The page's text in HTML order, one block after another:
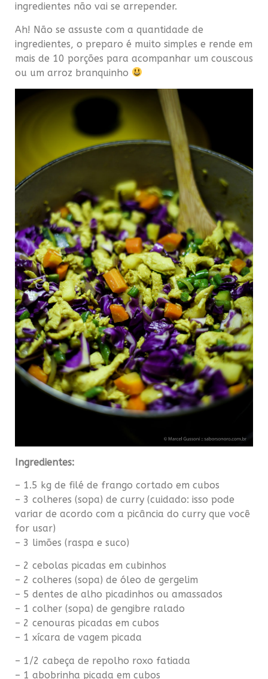
ingredientes não vai se arrepender.
Ah! Não se assuste com a quantidade de
ingredientes, o preparo é muito simples e rende em
mais de 10 porções para acompanhar um couscous
ou um arroz branquinho
Ingredientes:
– 1.5 kg de filé de frango cortado em cubos
– 3 colheres (sopa) de curry (cuidado: isso pode
variar de acordo com a picância do curry que você
for usar)
– 3 limões (raspa e suco)
– 2 cebolas picadas em cubinhos
– 2 colheres (sopa) de óleo de gergelim
– 5 dentes de alho picadinhos ou amassados
– 1 colher (sopa) de gengibre ralado
– 2 cenouras picadas em cubos
– 1 xícara de vagem picada
– 1/2 cabeça de repolho roxo fatiada
– 1 abobrinha picada em cubos